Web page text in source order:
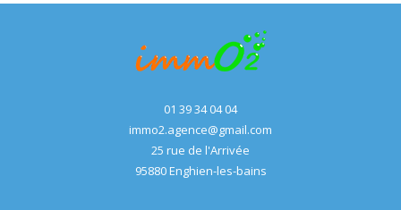
01 39 34 04 04
immo2.agence@gmail.com
25 rue de l'Arrivée
95880 enghien-les-bains